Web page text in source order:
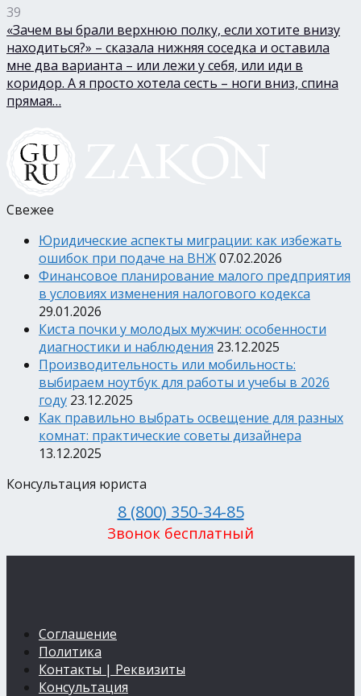
39
«Зачем вы брали верхнюю полку, если хотите внизу
находиться?» – сказала нижняя соседка и оставила
мне два варианта – или лежи у себя, или иди в
коридор. А я просто хотела сесть – ноги вниз, спина
прямая…
Свежее
Юридические аспекты миграции: как избежать
ошибок при подаче на ВНЖ07.02.2026
Финансовое планирование малого предприятия
в условиях изменения налогового кодекса
29.01.2026
Киста почки у молодых мужчин: особенности
диагностики и наблюдения 23.12.2025
Производительность или мобильность:
выбираем ноутбук для работы и учебы в 2026
году 23.12.2025
Как правильно выбрать освещение для разных
комнат: практические советы дизайнера
13.12.2025
Консультация юриста
8 (800) 350-34-85
Звонок бесплатный
Соглашение
Политика
Контакты | Реквизиты
Консультация